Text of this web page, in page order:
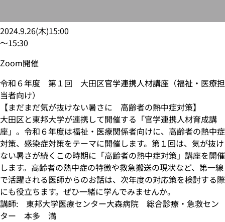
2024.9.26(木)15:00
〜15:30
Zoom開催
令和６年度 第１回 大田区官学連携人材講座（福祉・医療担
当者向け）
【まだまだ気が抜けない暑さに 高齢者の熱中症対策】
大田区と東邦大学が連携して開催する「官学連携人材育成講
座」。令和６年度は福祉・医療関係者向けに、高齢者の熱中症
対策、感染症対策をテーマに開催します。第１回は、気が抜け
ない暑さが続くこの時期に「高齢者の熱中症対策」講座を開催
します。高齢者の熱中症の特徴や救急搬送の現状など、第一線
で活躍される医師からのお話は、次年度の対応策を検討する際
にも役立ちます。ぜひ一緒に学んでみませんか。
講師: 東邦大学医療センター大森病院 総合診療・急救セン
ター 本多 満